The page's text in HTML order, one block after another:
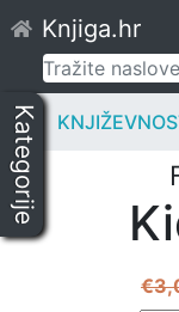
to
content
Knjiga.hr
Pretraži:
Kategorije
€